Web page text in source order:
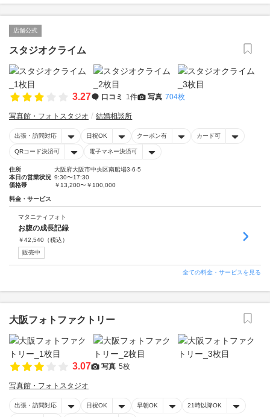
店舗公式
スタジオクライム
3.27 口コミ 1件 写真 704枚
写真館・フォトスタジオ 結婚相談所
出張・訪問対応 日祝OK クーポン有 カード可
QRコード決済可 電子マネー決済可
住所
大阪府大阪市中央区南船場3-6-5
本日の営業状況 9:30〜17:30
価格帯
￥13,200〜￥100,000
料金・サービス
マタニティフォト
お腹の成長記録
￥42,540 （税込）
販売中
全ての料金・サービスを見る
大阪フォトファクトリー
3.07 写真 5枚
写真館・フォトスタジオ
出張・訪問対応 日祝OK 早朝OK 21時以降OK